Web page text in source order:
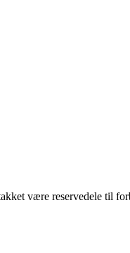
være reservedele til